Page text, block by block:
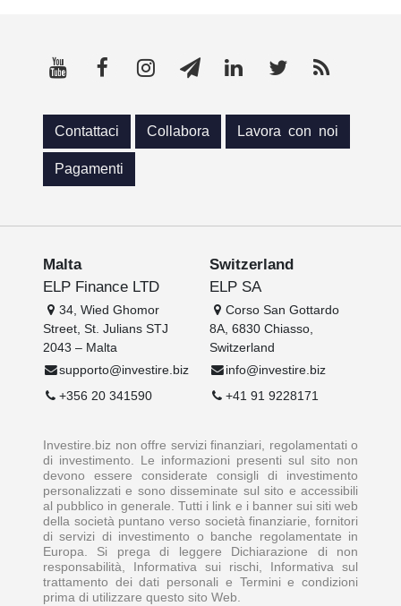
Contattaci Collabora Lavora con noi
Pagamenti
Malta
ELP Finance LTD
34, Wied Ghomor
Street, St. Julians STJ
2043 – Malta
supporto@investire.biz
+356 20 341590
Switzerland
ELP SA
Corso San Gottardo
8A, 6830 Chiasso,
Switzerland
info@investire.biz
+41 91 9228171
Investire.biz non offre servizi finanziari, regolamentati o
di investimento. Le informazioni presenti sul sito non
devono essere considerate consigli di investimento
personalizzati e sono disseminate sul sito e accessibili
al pubblico in generale. Tutti i link e i banner sui siti web
della società puntano verso società finanziarie, fornitori
di servizi di investimento o banche regolamentate in
Europa. Si prega di leggere Dichiarazione di non
responsabilità, Informativa sui rischi, Informativa sul
trattamento dei dati personali e Termini e condizioni
prima di utilizzare questo sito Web.